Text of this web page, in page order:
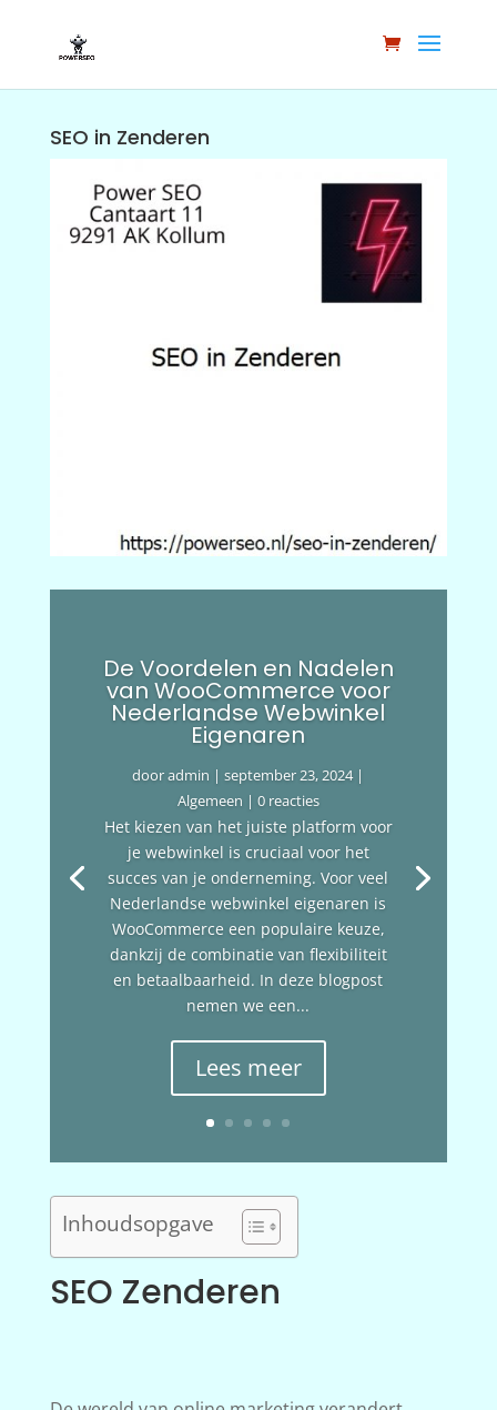
SEO in Zenderen
De Voordelen en Nadelen
van WooCommerce voor
Nederlandse Webwinkel
Eigenaren
dooradmin |september 23, 2024|
Algemeen | 0 reacties
Het kiezen van het juiste platform voor
je webwinkel is cruciaal voor het
succes van je onderneming. Voor veel
Nederlandse webwinkel eigenaren is
WooCommerce een populaire keuze,
dankzij de combinatie van flexibiliteit
en betaalbaarheid. In deze blogpost
nemen we een...
Lees meer
Inhoudsopgave
SEO Zenderen